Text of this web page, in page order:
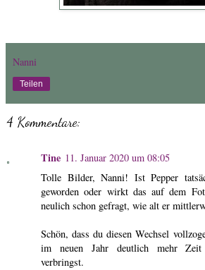
Nanni
Teilen
4 Kommentare:
Tine 11. Januar 2020 um 08:05
Tolle Bilder, Nanni! Ist Pepper
geworden oder wirkt das auf dem
neulich schon gefragt, wie alt er
Schön, dass du diesen Wechsel
im neuen Jahr deutlich mehr Zeit
verbringst.